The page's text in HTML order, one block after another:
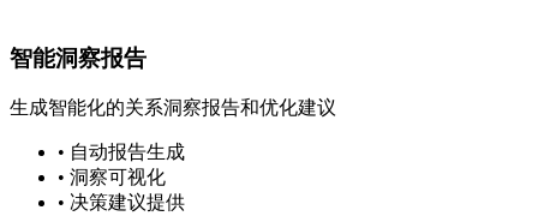
智能洞察报告
生成智能化的关系洞察报告和优化建议
• 自动报告生成
• 洞察可视化
• 决策建议提供